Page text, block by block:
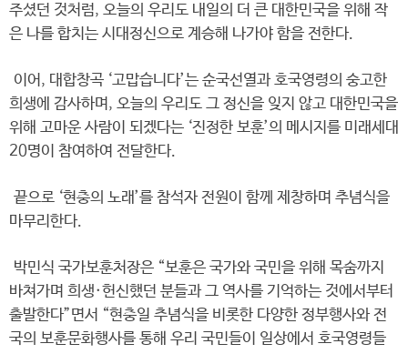
주셨던 것처럼, 오늘의 우리도 내일의 더 큰 대한민국을 위해 작
은 나를 합치는 시대정신으로 계승해 나가야 함을 전한다.
이어, 대합창곡 ‘고맙습니다’는 순국선열과 호국영령의 숭고한
희생에 감사하며, 오늘의 우리도 그 정신을 잊지 않고 대한민국을
위해 고마운 사람이 되겠다는 ‘진정한 보훈’의 메시지를 미래세대
20명이 참여하여 전달한다.
끝으로 ‘현충의 노래’를 참석자 전원이 함께 제창하며 추념식을
마무리한다.
박민식 국가보훈처장은 “보훈은 국가와 국민을 위해 목숨까지
바쳐가며 희생·헌신했던 분들과 그 역사를 기억하는 것에서부터
출발한다”면서 “현충일 추념식을 비롯한 다양한 정부행사와 전
국의 보훈문화행사를 통해 우리 국민들이 일상에서 호국영령들